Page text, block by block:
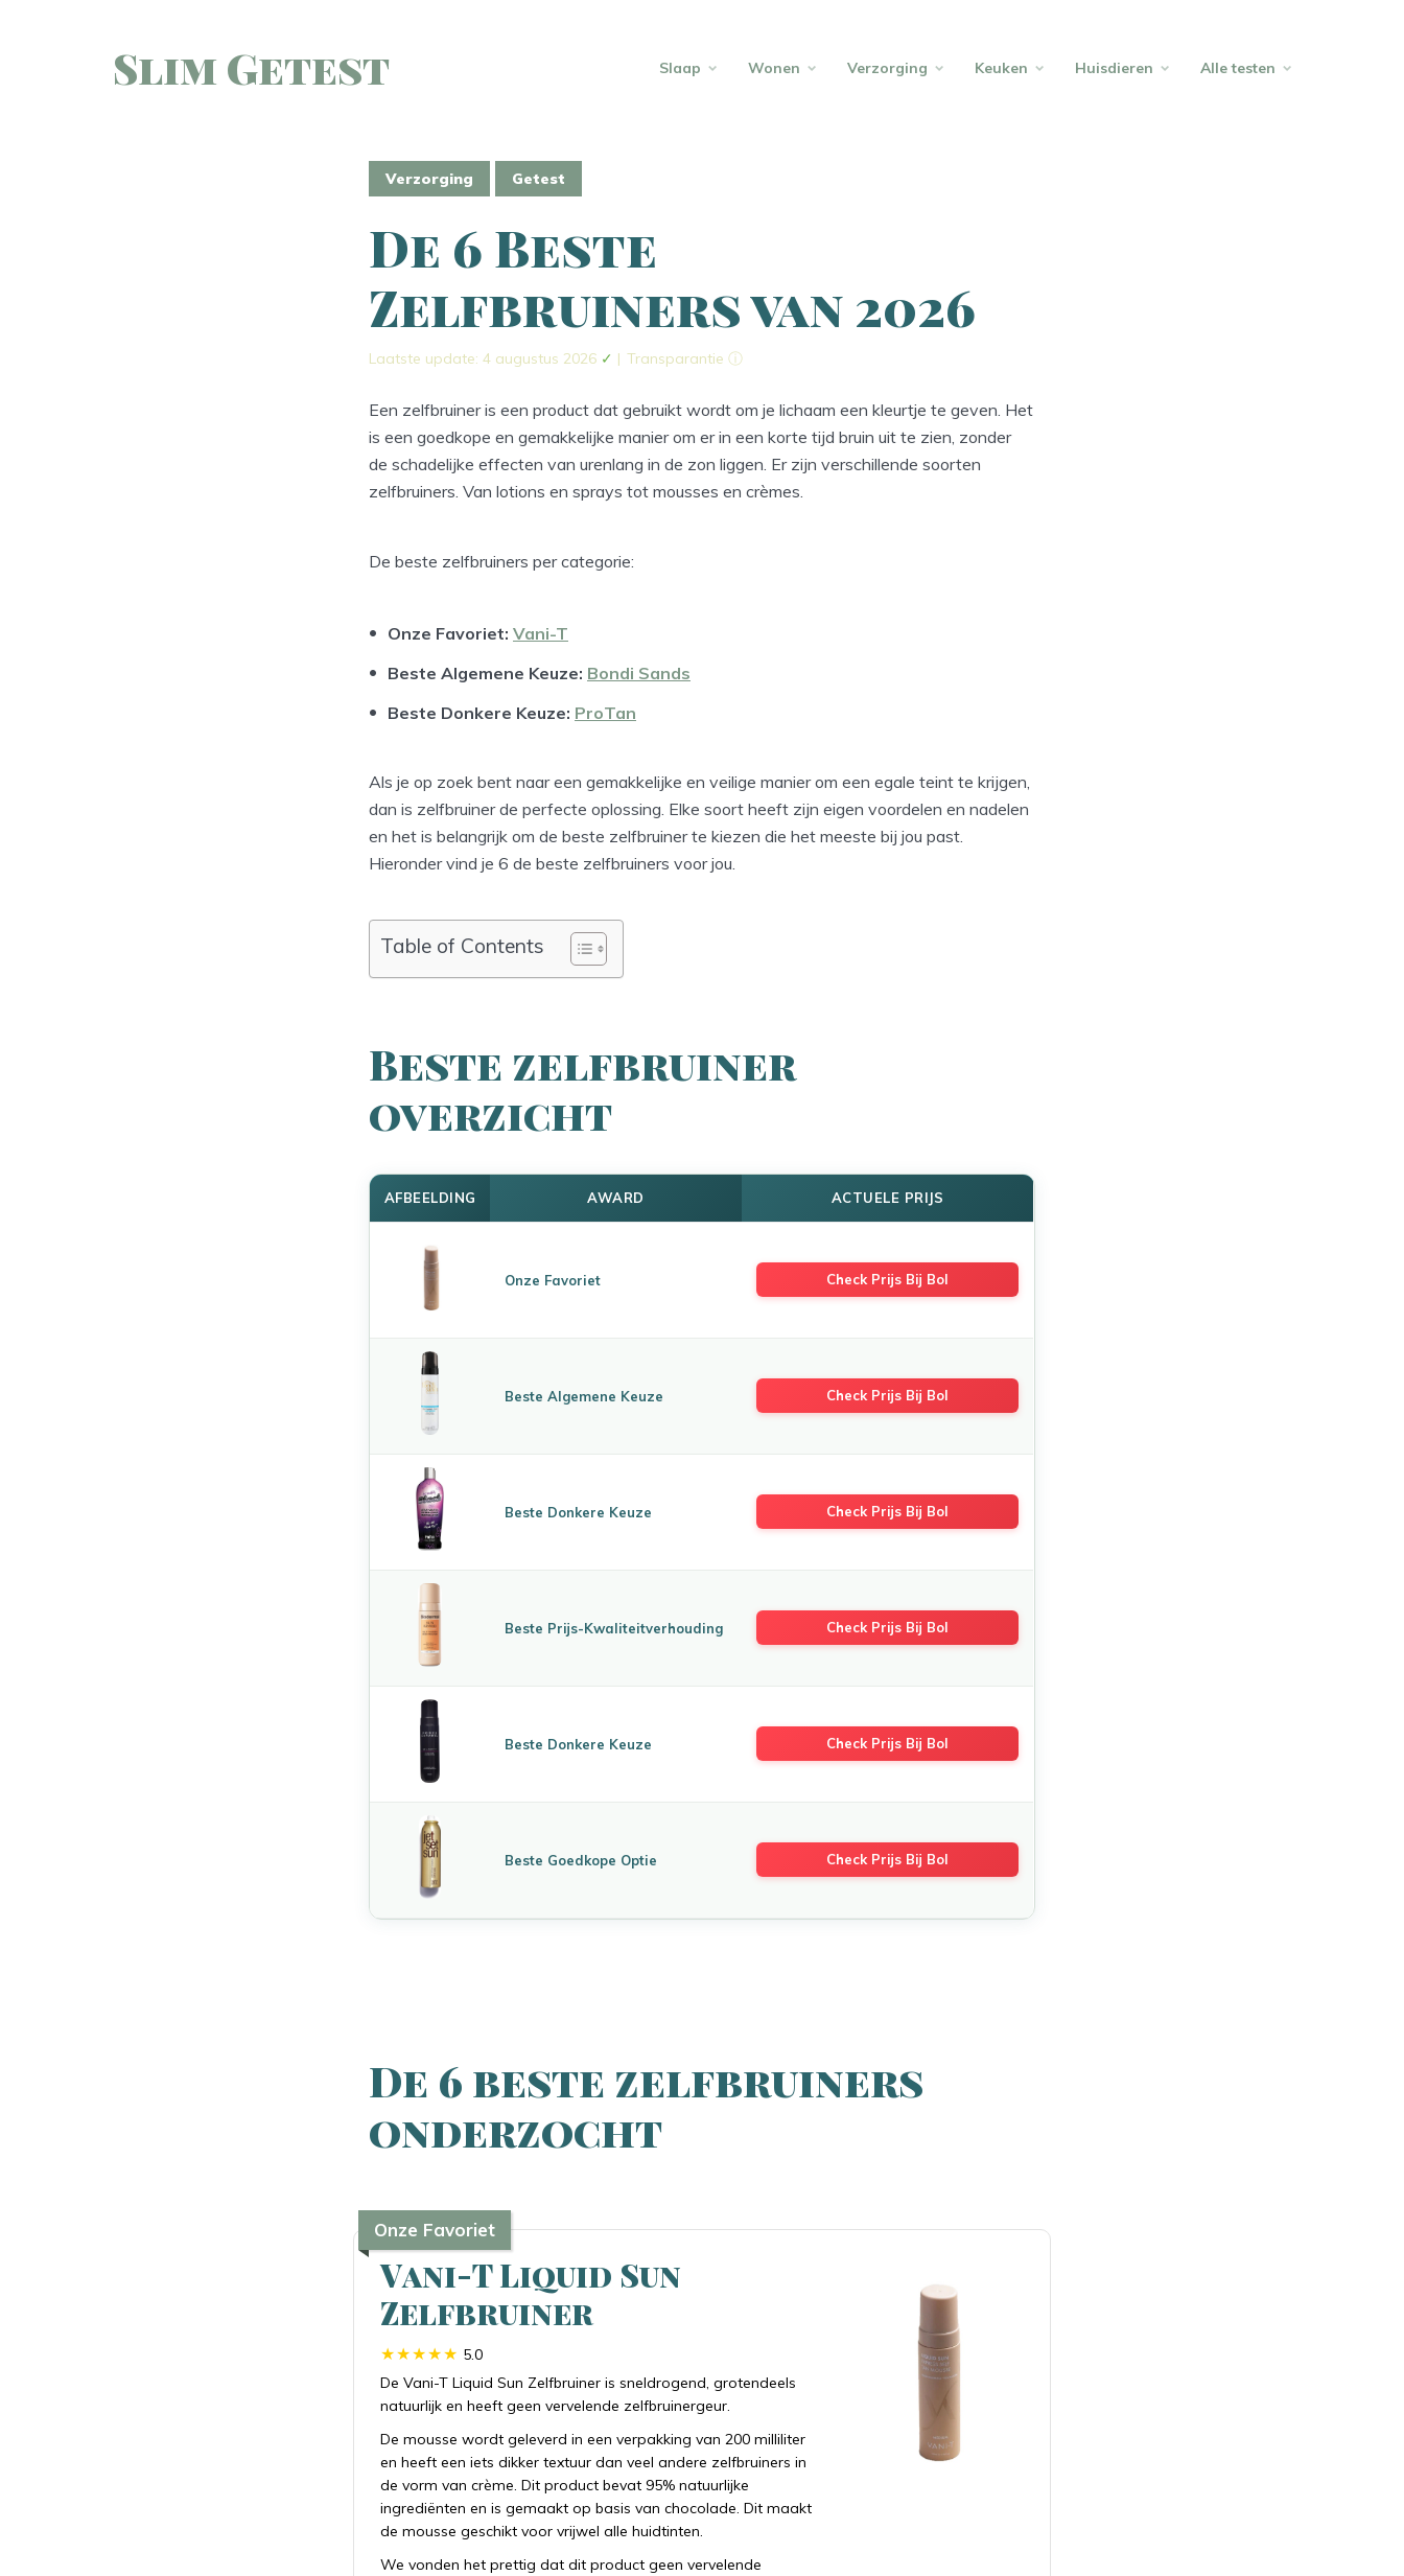
Slim Getest Slaap Wonen Verzorging Keuken Huisdieren Alle testen
Verzorging Getest
De 6 Beste
Zelfbruiners van 2026
Laatste update: 4 augustus 2026 ✓ | Transparantie ⓘ
Een zelfbruiner is een product dat gebruikt wordt om je lichaam een kleurtje te geven. Het
is een goedkope en gemakkelijke manier om er in een korte tijd bruin uit te zien, zonder
de schadelijke effecten van urenlang in de zon liggen. Er zijn verschillende soorten
zelfbruiners. Van lotions en sprays tot mousses en crèmes.
De beste zelfbruiners per categorie:
Onze Favoriet: Vani-T
Beste Algemene Keuze: Bondi Sands
Beste Donkere Keuze: ProTan
Als je op zoek bent naar een gemakkelijke en veilige manier om een egale teint te krijgen,
dan is zelfbruiner de perfecte oplossing. Elke soort heeft zijn eigen voordelen en nadelen
en het is belangrijk om de beste zelfbruiner te kiezen die het meeste bij jou past.
Hieronder vind je 6 de beste zelfbruiners voor jou.
Table of Contents
Beste zelfbruiner
overzicht
AFBEELDING AWARD ACTUELE PRIJS
Onze Favoriet Check Prijs Bij Bol
Beste Algemene Keuze Check Prijs Bij Bol
Beste Donkere Keuze Check Prijs Bij Bol
Beste Prijs-Kwaliteitverhouding Check Prijs Bij Bol
Beste Donkere Keuze Check Prijs Bij Bol
Beste Goedkope Optie Check Prijs Bij Bol
De 6 beste zelfbruiners
onderzocht
Onze Favoriet
Vani-T Liquid Sun
Zelfbruiner
5.0
De Vani-T Liquid Sun Zelfbruiner is sneldrogend, grotendeels
natuurlijk en heeft geen vervelende zelfbruinergeur.
De mousse wordt geleverd in een verpakking van 200 milliliter
en heeft een iets dikker textuur dan veel andere zelfbruiners in
de vorm van crème. Dit product bevat 95% natuurlijke
ingrediënten en is gemaakt op basis van chocolade. Dit maakt
de mousse geschikt voor vrijwel alle huidtinten.
We vonden het prettig dat dit product geen vervelende